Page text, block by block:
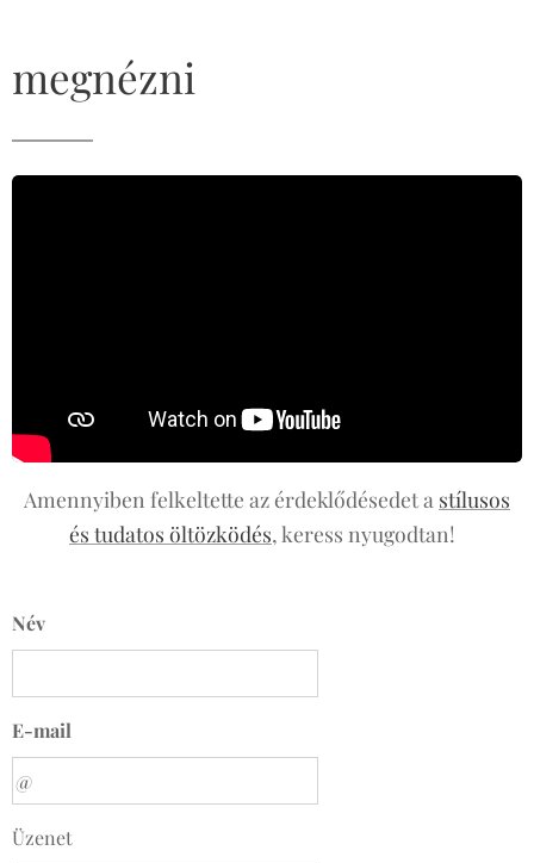
megnézni
Amennyiben felkeltette az érdeklődésedet a stílusos
és tudatos öltözködés, keress nyugodtan!
Név
E-mail
Üzenet